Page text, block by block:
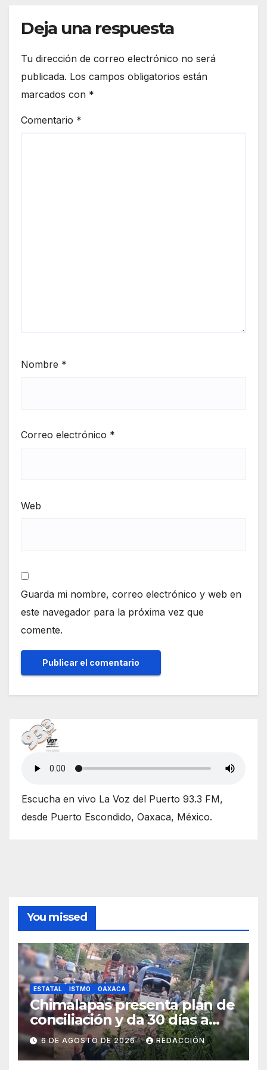
Deja una respuesta
Tu dirección de correo electrónico no será
publicada. Los campos obligatorios están
marcados con *
Comentario *
Nombre *
Correo electrónico *
Web
Guarda mi nombre, correo electrónico y web en
este navegador para la próxima vez que
comente.
Escucha en vivo La Voz del Puerto 93.3 FM,
desde Puerto Escondido, Oaxaca, México.
You missed
ESTATAL ISTMO OAXACA
Chimalapas presenta plan de
conciliación y da 30 días a
ejidos chiapanecos para
definir situación territorial
6 DE AGOSTO DE 2026 REDACCIÓN